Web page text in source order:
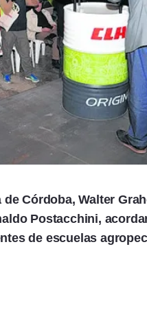
Córdoba, Walter
Postacchini,
de escuelas